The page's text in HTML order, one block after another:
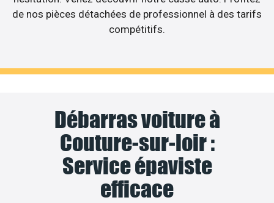
de nos pièces détachées de professionnel à des tarifs
compétitifs.
Débarras voiture à
Couture-sur-loir :
Service épaviste
efficace